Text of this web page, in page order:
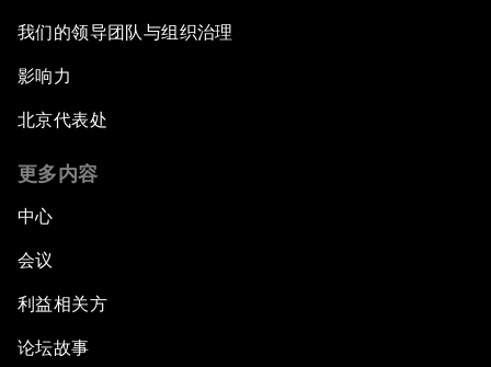
我们的领导团队与组织治理
影响力
北京代表处
更多内容
中心
会议
利益相关方
论坛故事